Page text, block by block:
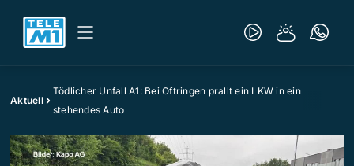
Aktuell
Tödlicher Unfall A1: Bei Oftringen prallt ein LKW in ein
stehendes Auto